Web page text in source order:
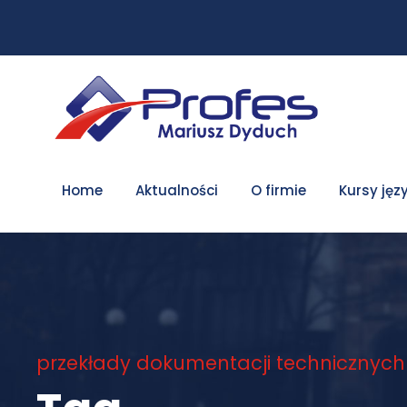
Home Aktualności O firmie Kursy
przekłady dokumentacji technicznych